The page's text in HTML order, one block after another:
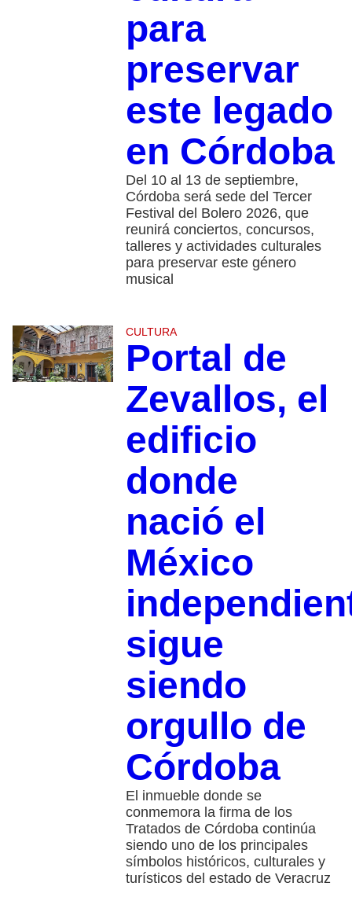
para
preservar
este legado
en Córdoba
Del 10 al 13 de septiembre,
Córdoba será sede del Tercer
Festival del Bolero 2026, que
reunirá conciertos, concursos,
talleres y actividades culturales
para preservar este género
musical
CULTURA
Portal de
Zevallos, el
edificio
donde
nació el
México
sigue
siendo
orgullo de
Córdoba
El inmueble donde se
conmemora la firma de los
Tratados de Córdoba continúa
siendo uno de los principales
símbolos históricos, culturales y
turísticos del estado de Veracruz